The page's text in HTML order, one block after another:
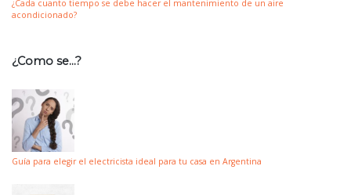
¿Cada cuanto tiempo se debe hacer el mantenimiento de un aire
acondicionado?
¿Como se…?
Guía para elegir el electricista ideal para tu casa en Argentina